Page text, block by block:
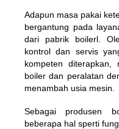
Adapun masa pakai
bergantung pada
dari pabrik boilerl.
kontrol dan servis
kompeten diterapkan,
boiler dan peralatan
menambah usia mesin.
Sebagai produsen
beberapa hal sperti